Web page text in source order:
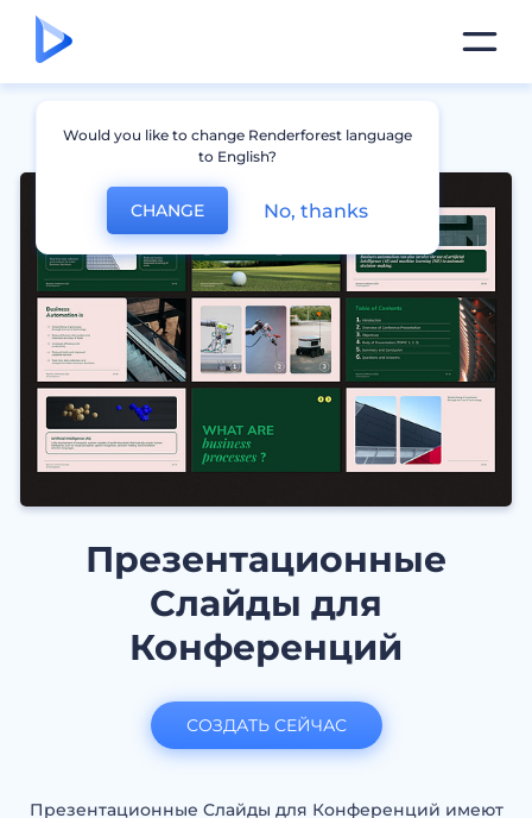
Презентационные
Cлайды для
Конференций
Презентационные Cлайды для Конференций имеют
СОЗДАТЬ СЕЙЧАС
Would you like to change Renderforest language
to English?
CHANGE No, thanks